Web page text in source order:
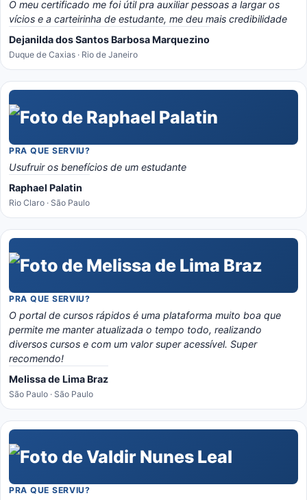
O meu certificado me foi útil pra auxiliar pessoas a largar os
vícios e a carteirinha de estudante, me deu mais credibilidade
Dejanilda dos Santos Barbosa Marquezino
Duque de Caxias · Rio de Janeiro
PRA QUE SERVIU?
Usufruir os benefícios de um estudante
Raphael Palatin
Rio Claro · São Paulo
PRA QUE SERVIU?
O portal de cursos rápidos é uma plataforma muito boa que
permite me manter atualizada o tempo todo, realizando
diversos cursos e com um valor super acessível. Super
recomendo!
Melissa de Lima Braz
São Paulo · São Paulo
PRA QUE SERVIU?